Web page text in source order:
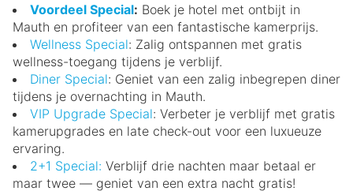
Voordeel Special: Boek je hotel met ontbijt in
Mauth en profiteer van een fantastische kamerprijs.
Wellness Special: Zalig ontspannen met gratis
wellness-toegang tijdens je verblijf.
Diner Special: Geniet van een zalig inbegrepen diner
tijdens je overnachting in Mauth.
VIP Upgrade Special: Verbeter je verblijf met gratis
kamerupgrades en late check-out voor een luxueuze
ervaring.
2+1 Special: Verblijf drie nachten maar betaal er
maar twee — geniet van een extra nacht gratis!